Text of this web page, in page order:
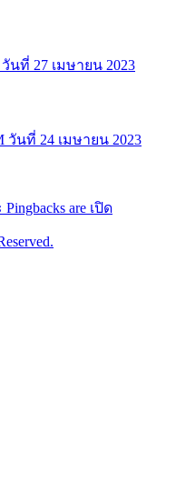
นที่ 27 เมษายน 2023
วันที่ 24 เมษายน 2023
are เปิด